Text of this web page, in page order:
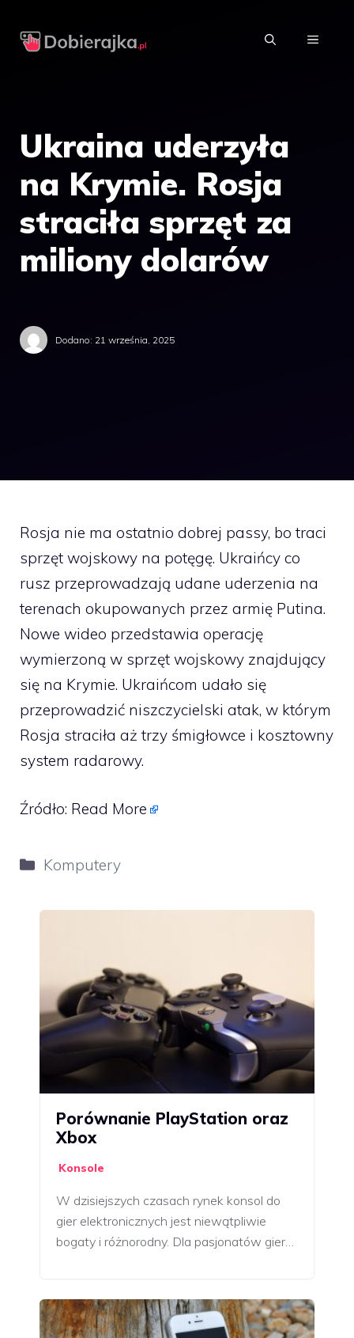
MENU
Ukraina uderzyła
na Krymie. Rosja
straciła sprzęt za
miliony dolarów
Dodano: 21 września, 2025
Rosja nie ma ostatnio dobrej passy, bo traci
sprzęt wojskowy na potęgę. Ukraińcy co
rusz przeprowadzają udane uderzenia na
terenach okupowanych przez armię Putina.
Nowe wideo przedstawia operację
wymierzoną w sprzęt wojskowy znajdujący
się na Krymie. Ukraińcom udało się
przeprowadzić niszczycielski atak, w którym
Rosja straciła aż trzy śmigłowce i kosztowny
system radarowy.
Źródło: Read More
Kategorie
Komputery
Porównanie PlayStation oraz
Xbox
Konsole
W dzisiejszych czasach rynek konsol do
gier elektronicznych jest niewątpliwie
bogaty i różnorodny. Dla pasjonatów gier…